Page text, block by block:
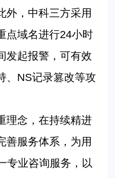
外，中科三方采用
点域名进行24小时
发起报警，可有效
、NS记录篡改等攻
理念，在持续精进
善服务体系，为用
专业咨询服务，以